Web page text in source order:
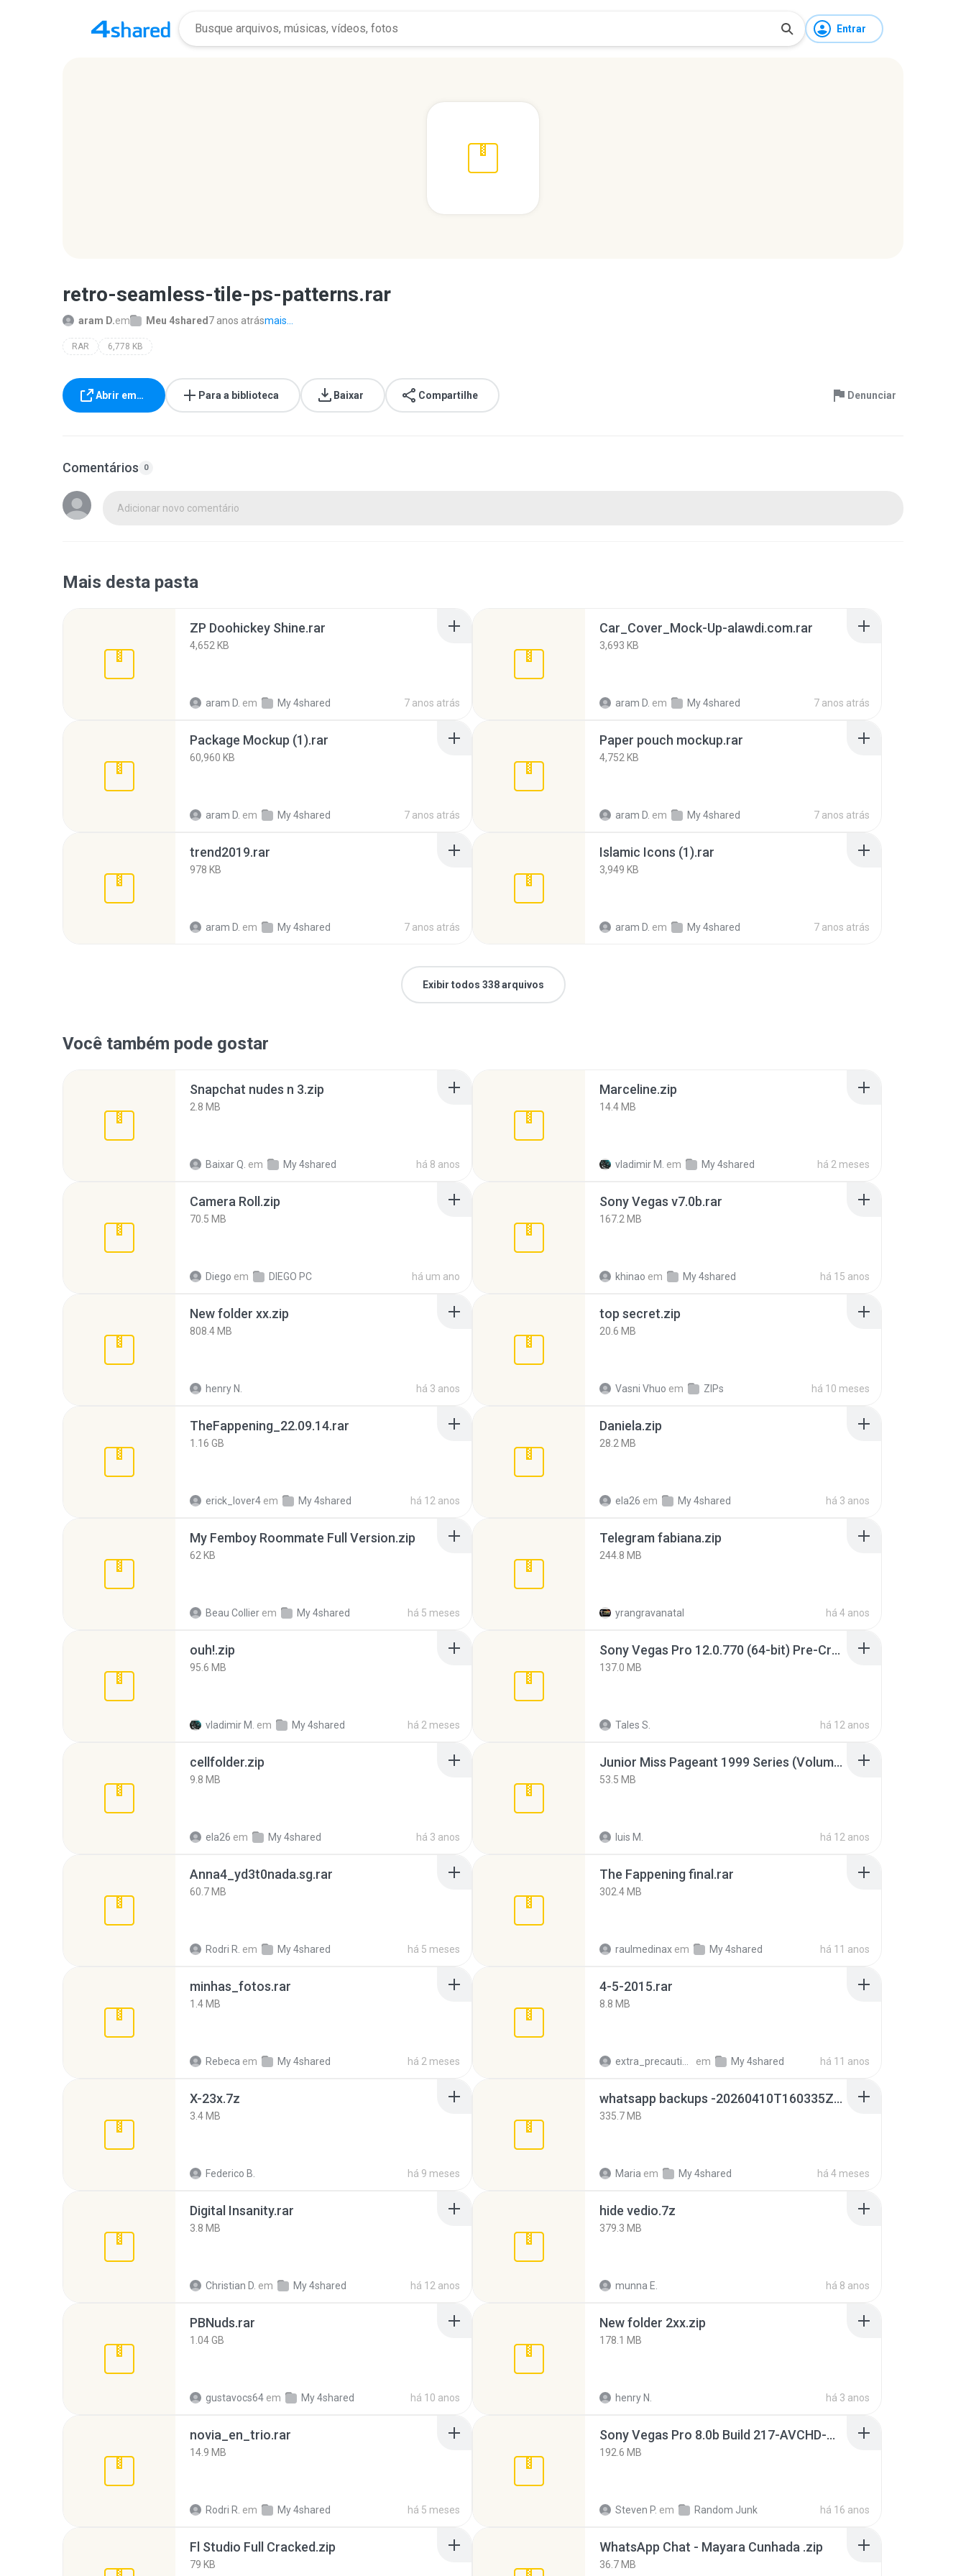
Entrar
retro-seamless-tile-ps-patterns.rar
aram D.em Meu 4shared 7 anos atrásmais...
RAR 6,778 KB
Abrir em… Para a biblioteca Baixar Compartilhe Denunciar
Comentários 0
Adicionar novo comentário
Mais desta pasta
ZP Doohickey Shine.rar
4,652 KB
aram D. em My 4shared 7 anos atrás
Car_Cover_Mock-Up-alawdi.com.rar
3,693 KB
aram D. em My 4shared 7 anos atrás
Package Mockup (1).rar
60,960 KB
aram D. em My 4shared 7 anos atrás
Paper pouch mockup.rar
4,752 KB
aram D. em My 4shared 7 anos atrás
trend2019.rar
978 KB
aram D. em My 4shared 7 anos atrás
Islamic Icons (1).rar
3,949 KB
aram D. em My 4shared 7 anos atrás
Exibir todos 338 arquivos
Você também pode gostar
Snapchat nudes n 3.zip
2.8 MB
Baixar Q. em My 4shared há 8 anos
Marceline.zip
14.4 MB
vladimir M. em My 4shared há 2 meses
Camera Roll.zip
70.5 MB
Diego em DIEGO PC há um ano
Sony Vegas v7.0b.rar
167.2 MB
khinao em My 4shared há 15 anos
New folder xx.zip
808.4 MB
henry N. há 3 anos
top secret.zip
20.6 MB
Vasni Vhuo em ZIPs há 10 meses
TheFappening_22.09.14.rar
1.16 GB
erick_lover4 em My 4shared há 12 anos
Daniela.zip
28.2 MB
ela26 em My 4shared há 3 anos
My Femboy Roommate Full Version.zip
62 KB
Beau Collier em My 4shared há 5 meses
Telegram fabiana.zip
244.8 MB
yrangravanatal há 4 anos
ouh!.zip
95.6 MB
vladimir M. em My 4shared há 2 meses
Sony Vegas Pro 12.0.770 (64-bit) Pre-Cracked.zip
137.0 MB
Tales S. há 12 anos
cellfolder.zip
9.8 MB
ela26 em My 4shared há 3 anos
Junior Miss Pageant 1999 Series (Volume I Part I NC 6).7z
53.5 MB
luis M. há 12 anos
Anna4_yd3t0nada.sg.rar
60.7 MB
Rodri R. em My 4shared há 5 meses
The Fappening final.rar
302.4 MB
raulmedinax em My 4shared há 11 anos
minhas_fotos.rar
1.4 MB
Rebeca em My 4shared há 2 meses
4-5-2015.rar
8.8 MB
em My 4shared há 11 anos
X-23x.7z
3.4 MB
Federico B. há 9 meses
whatsapp backups -20260410T160335Z-3-001.zip
335.7 MB
Maria em My 4shared há 4 meses
Digital Insanity.rar
3.8 MB
Christian D. em My 4shared há 12 anos
hide vedio.7z
379.3 MB
munna E. há 8 anos
PBNuds.rar
1.04 GB
gustavocs64 em My 4shared há 10 anos
New folder 2xx.zip
178.1 MB
henry N. há 3 anos
novia_en_trio.rar
14.9 MB
Rodri R. em My 4shared há 5 meses
Sony Vegas Pro 8.0b Build 217-AVCHD-MPG-AC3 FIXED.7z
192.6 MB
Steven P. em Random Junk há 16 anos
Fl Studio Full Cracked.zip
79 KB
WhatsApp Chat - Mayara Cunhada .zip
36.7 MB